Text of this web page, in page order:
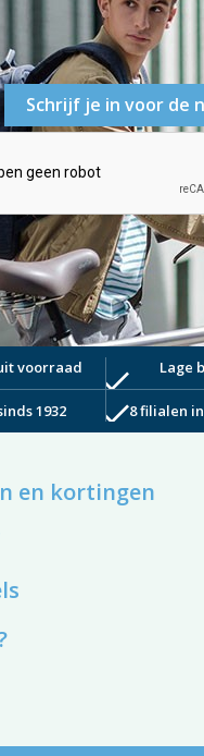
Schrijf je in voor de
voorraad check Lage
1932 check8 filialen
en kortingen